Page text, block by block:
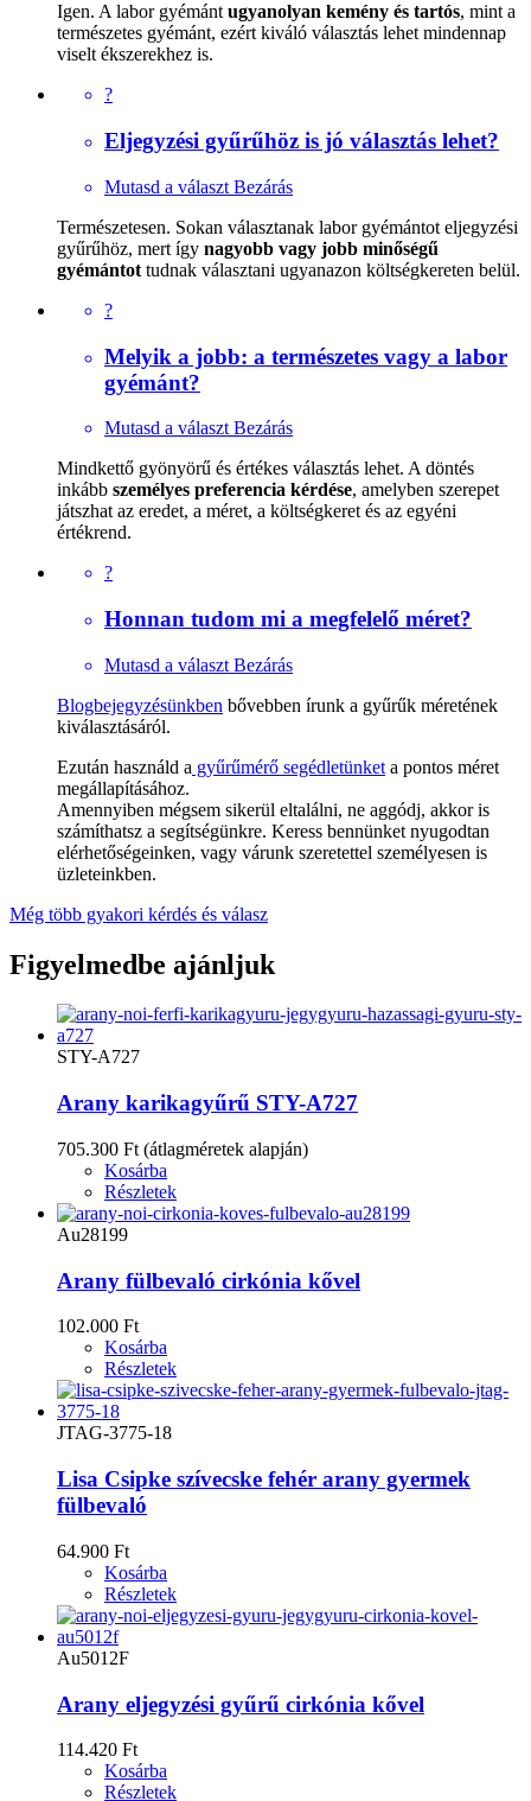
Igen. A labor gyémánt ugyanolyan kemény és tartós, mint a
természetes gyémánt, ezért kiváló választás lehet mindennap
viselt ékszerekhez is.
?
Eljegyzési gyűrűhöz is jó választás lehet?
Mutasd a választ Bezárás
Természetesen. Sokan választanak labor gyémántot eljegyzési
gyűrűhöz, mert így nagyobb vagy jobb minőségű
gyémántot tudnak választani ugyanazon költségkereten belül.
?
Melyik a jobb: a természetes vagy a labor
gyémánt?
Mutasd a választ Bezárás
Mindkettő gyönyörű és értékes választás lehet. A döntés
inkább személyes preferencia kérdése, amelyben szerepet
játszhat az eredet, a méret, a költségkeret és az egyéni
értékrend.
?
Honnan tudom mi a megfelelő méret?
Mutasd a választ Bezárás
Blogbejegyzésünkben bővebben írunk a gyűrűk méretének
kiválasztásáról.
Ezután használd a gyűrűmérő segédletünket a pontos méret
megállapításához.
Amennyiben mégsem sikerül eltalálni, ne aggódj, akkor is
számíthatsz a segítségünkre. Keress bennünket nyugodtan
elérhetőségeinken, vagy várunk szeretettel személyesen is
üzleteinkben.
Még több gyakori kérdés és válasz
Figyelmedbe ajánljuk
STY-A727
Arany karikagyűrű STY-A727
705.300 Ft (átlagméretek alapján)
Kosárba
Részletek
Au28199
Arany fülbevaló cirkónia kővel
102.000 Ft
Kosárba
Részletek
JTAG-3775-18
Lisa Csipke szívecske fehér arany gyermek
fülbevaló
64.900 Ft
Kosárba
Részletek
Au5012F
Arany eljegyzési gyűrű cirkónia kővel
114.420 Ft
Kosárba
Részletek